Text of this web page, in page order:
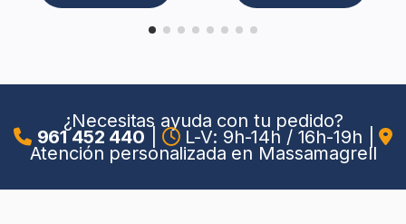
¿Necesitas ayuda con tu pedido?
961 452 440 L-V: 9h-14h / 16h-19h
Atención personalizada en Massamagrell